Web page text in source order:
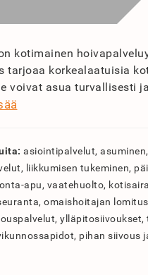
kotimainen
tarjoaa korkealaatuisia
voivat asua turvallisesti
asiointipalvelut,
liikkumisen tukeminen,
apu, vaatehuolto,
omaishoitajan
ylläpitosiivoukset,
pihan siivous